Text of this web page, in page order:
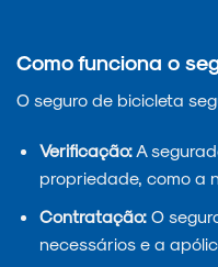
Como funciona o
O seguro de bicicleta
Verificação:A
propriedade, como a
Contratação:O
necessários e a